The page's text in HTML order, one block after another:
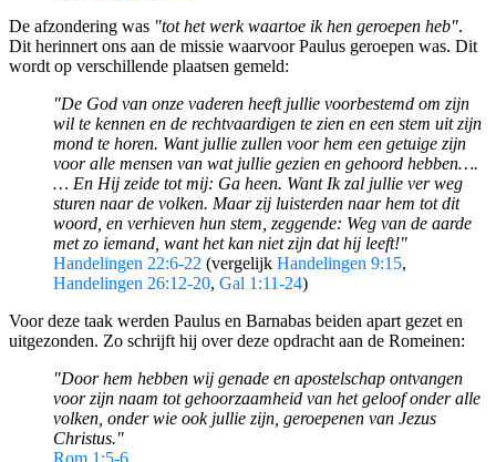
De afzondering was "tot het werk waartoe ik hen geroepen heb".
Dit herinnert ons aan de missie waarvoor Paulus geroepen was. Dit
wordt op verschillende plaatsen gemeld:
"De God van onze vaderen heeft jullie voorbestemd om zijn
wil te kennen en de rechtvaardigen te zien en een stem uit zijn
mond te horen. Want jullie zullen voor hem een getuige zijn
voor alle mensen van wat jullie gezien en gehoord hebben….
… En Hij zeide tot mij: Ga heen. Want Ik zal jullie ver weg
sturen naar de volken. Maar zij luisterden naar hem tot dit
woord, en verhieven hun stem, zeggende: Weg van de aarde
met zo iemand, want het kan niet zijn dat hij leeft!"
Handelingen 22:6-22 (vergelijk Handelingen 9:15,
Handelingen 26:12-20, Gal 1:11-24)
Voor deze taak werden Paulus en Barnabas beiden apart gezet en
uitgezonden. Zo schrijft hij over deze opdracht aan de Romeinen:
"Door hem hebben wij genade en apostelschap ontvangen
voor zijn naam tot gehoorzaamheid van het geloof onder alle
volken, onder wie ook jullie zijn, geroepenen van Jezus
Christus."